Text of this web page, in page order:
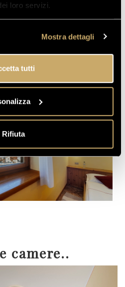
loro servizi.
Mostra dettagli
tutti
Rifiuta
camere..